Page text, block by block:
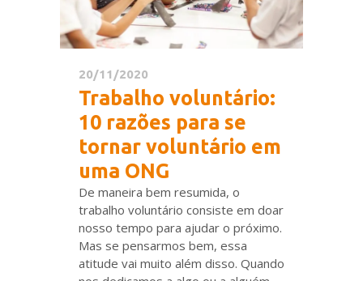
20/11/2020
Trabalho voluntário:
10 razões para se
tornar voluntário em
uma ONG
De maneira bem resumida, o
trabalho voluntário consiste em doar
nosso tempo para ajudar o próximo.
Mas se pensarmos bem, essa
atitude vai muito além disso. Quando